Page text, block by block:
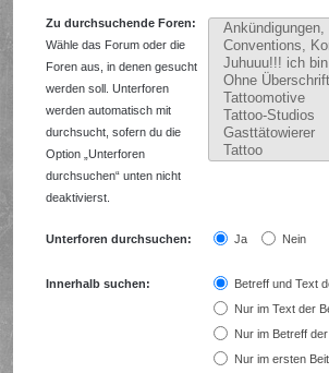
Zu durchsuchende Foren:
Wähle das Forum oder die
Foren aus, in denen gesucht
werden soll. Unterforen
werden automatisch mit
durchsucht, sofern du die
Option „Unterforen
durchsuchen“ unten nicht
deaktivierst.
Unterforen durchsuchen: Ja Nein
Innerhalb suchen:
Betreff und Text
Nur im Text der
Nur im Betreff
Nur im ersten